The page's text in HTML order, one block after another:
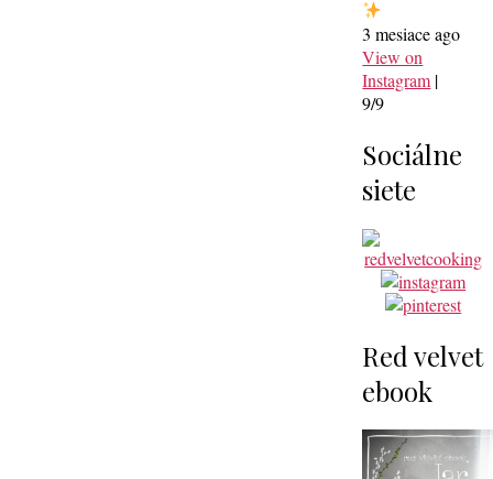
3 mesiace ago
View on
Instagram |
9/9
Sociálne
siete
Red velvet
ebook